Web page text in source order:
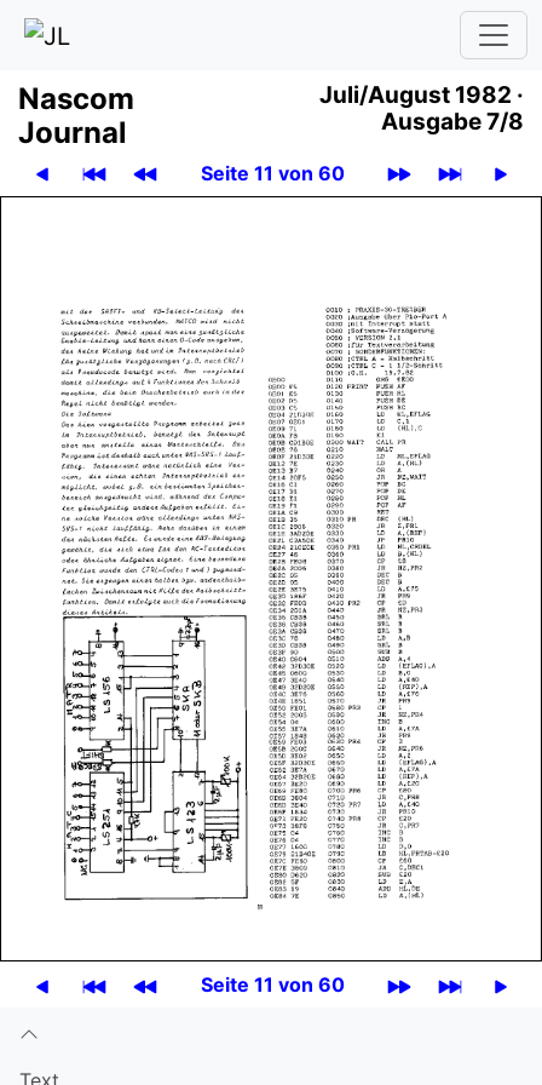
Nascom
Journal
Juli/August 1982 ·
Ausgabe 7/8
Seite 11 von 60
Seite 11 von 60